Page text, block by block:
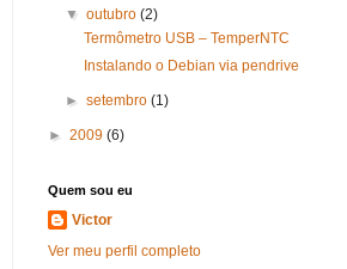
▼outubro(2)
Termômetro USB – TemperNTC
Instalando o Debian via pendrive
►setembro(1)
► 2009 (6)
Quem sou eu
Victor
Ver meu perfil completo